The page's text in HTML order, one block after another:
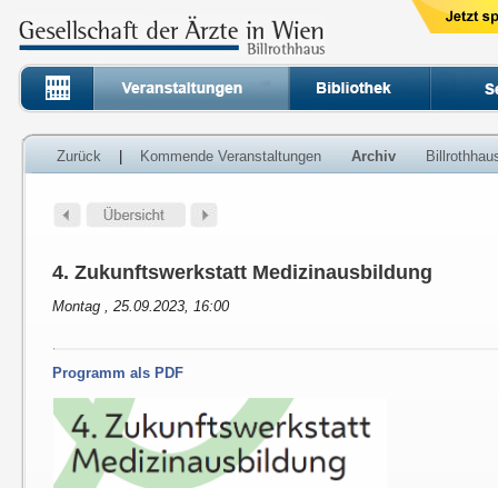
Zurück Kommende Veranstaltungen Archiv
4. Zukunftswerkstatt Medizinausbildung
Montag , 25.09.2023, 16:00
Programm als PDF